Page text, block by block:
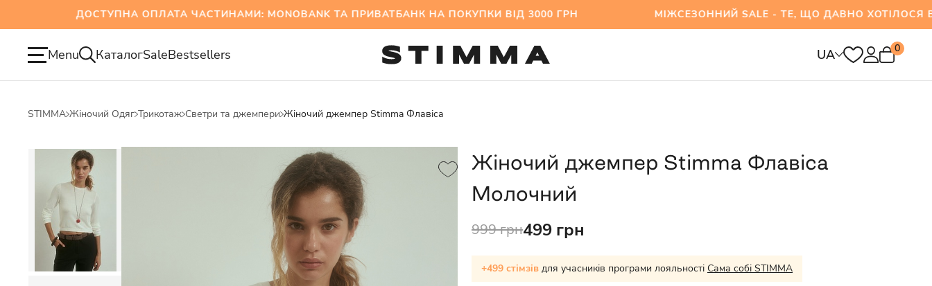
ДОСТУПНА ОПЛАТА ЧАСТИНАМИ: MONOBANK ТА ПРИВАТБАНК НА ПОКУПКИ ВІД 3000 ГРН МІЖСЕЗОННИЙ SALE - ТЕ, ЩО ДАВНО ХОТІЛОСЯ
Menu КаталогSaleBestsellers UA 0
STIMMA Жіночий Одяг Трикотаж Светри та джемпери Жіночий джемпер Stimma Флавіса
Жіночий джемпер Stimma Флавіса
Молочний
999 грн499 грн
+499 стімзів для учасників програми лояльності Сама собі STIMMA